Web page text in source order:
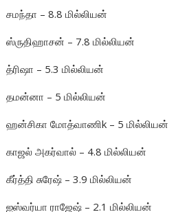
சமந்தா – 8.8 மில்லியன்
ஸ்ருதிஹாசன் – 7.8 மில்லியன்
த்ரிஷா – 5.3 மில்லியன்
தமன்னா – 5 மில்லியன்
ஹன்சிகா மோத்வாணிk – 5 மில்லியன்
காஜல் அகர்வால் – 4.8 மில்லியன்
கீர்த்தி சுரேஷ் – 3.9 மில்லியன்
ஐஸ்வர்யா ராஜேஷ் – 2.1 மில்லியன்